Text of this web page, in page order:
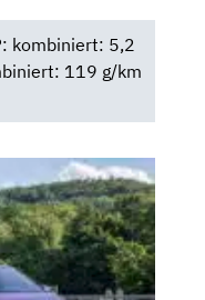
kombiniert: 5,2
119 g/km